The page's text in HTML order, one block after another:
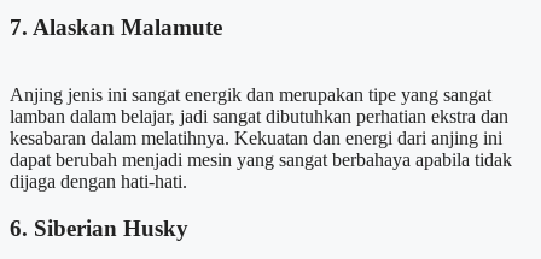
7. Alaskan Malamute
Anjing jenis ini sangat energik dan merupakan tipe yang sangat
lamban dalam belajar, jadi sangat dibutuhkan perhatian ekstra dan
kesabaran dalam melatihnya. Kekuatan dan energi dari anjing ini
dapat berubah menjadi mesin yang sangat berbahaya apabila tidak
dijaga dengan hati-hati.
6. Siberian Husky